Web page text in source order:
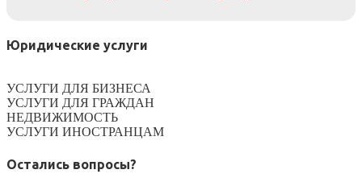
Юридические услуги
УСЛУГИ ДЛЯ БИЗНЕСА
УСЛУГИ ДЛЯ ГРАЖДАН
НЕДВИЖИМОСТЬ
УСЛУГИ ИНОСТРАНЦАМ
Остались вопросы?